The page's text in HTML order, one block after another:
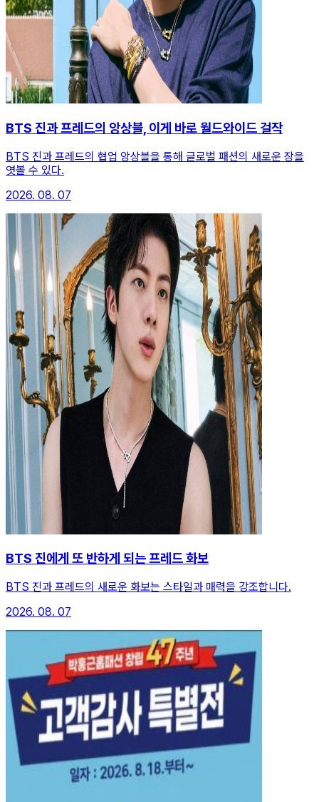
BTS 진과 프레드의 앙상블, 이게 바로 월드와이드 걸작
BTS 진과 프레드의 협업 앙상블을 통해 글로벌 패션의 새로운 장을
엿볼 수 있다.
2026. 08. 07
BTS 진에게 또 반하게 되는 프레드 화보
BTS 진과 프레드의 새로운 화보는 스타일과 매력을 강조합니다.
2026. 08. 07